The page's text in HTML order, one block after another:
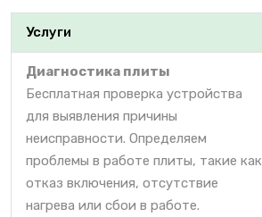
Услуги
Диагностика плиты
Бесплатная проверка устройства
для выявления причины
неисправности. Определяем
проблемы в работе плиты, такие как
отказ включения, отсутствие
нагрева или сбои в работе.